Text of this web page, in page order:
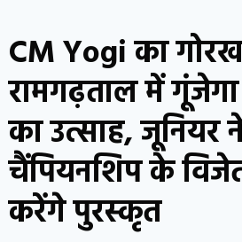
CM Yogi का
रामगढ़ताल में
का उत्साह, जूनियर
चैंपियनशिप के
करेंगे पुरस्कृत